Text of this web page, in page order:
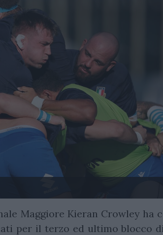
Maggiore Kieran Crowley ha
per il terzo ed ultimo blocco